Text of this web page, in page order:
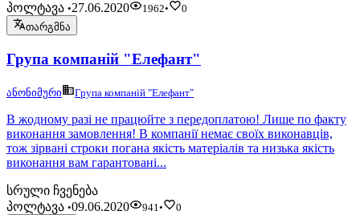
პოლტავა •27.06.2020 1962•
0
თარგმნა
Група компаній "Елефант"
ანონიმური Група компаній "Елефант"
В жодному разі не працюйте з передоплатою! Лише по факту
виконання замовлення! В компанії немає своїх виконавців,
тож зірвані строки погана якість матеріалів та низька якість
виконання вам гарантовані...
სრული ჩვენება
პოლტავა •09.06.2020 941 •
0